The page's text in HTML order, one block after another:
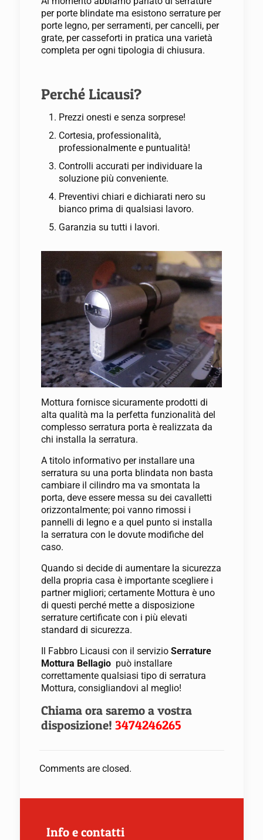
per porte blindate ma esistono serrature per
porte legno, per serramenti, per cancelli, per
grate, per casseforti in pratica una varietà
completa per ogni tipologia di chiusura.
Perché Licausi?
Prezzi onesti e senza sorprese!
Cortesia, professionalità,
professionalmente e puntualità!
Controlli accurati per individuare la
soluzione più conveniente.
Preventivi chiari e dichiarati nero su
bianco prima di qualsiasi lavoro.
Garanzia su tutti i lavori.
Mottura fornisce sicuramente prodotti di
alta qualità ma la perfetta funzionalità del
complesso serratura porta è realizzata da
chi installa la serratura.
A titolo informativo per installare una
serratura su una porta blindata non basta
cambiare il cilindro ma va smontata la
porta, deve essere messa su dei cavalletti
orizzontalmente; poi vanno rimossi i
pannelli di legno e a quel punto si installa
la serratura con le dovute modifiche del
caso.
Quando si decide di aumentare la sicurezza
della propria casa è importante scegliere i
partner migliori; certamente Mottura è uno
di questi perché mette a disposizione
serrature certificate con i più elevati
standard di sicurezza.
Il Fabbro Licausi con il servizio Serrature
Mottura Bellagio può installare
correttamente qualsiasi tipo di serratura
Mottura, consigliandovi al meglio!
Chiama ora saremo a vostra
disposizione! 3474246265
Comments are closed.
Info e contatti